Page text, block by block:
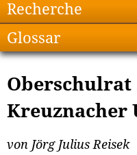
Recherche
Glossar
Oberschulrat
Kreuznacher
von Jörg Julius Reisek